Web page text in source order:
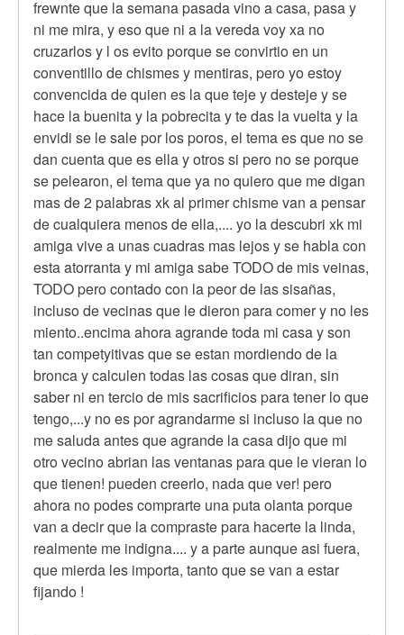
frewnte que la semana pasada vino a casa, pasa y
ni me mira, y eso que ni a la vereda voy xa no
cruzarlos y l os evito porque se convirtio en un
conventillo de chismes y mentiras, pero yo estoy
convencida de quien es la que teje y desteje y se
hace la buenita y la pobrecita y te das la vuelta y la
envidi se le sale por los poros, el tema es que no se
dan cuenta que es ella y otros si pero no se porque
se pelearon, el tema que ya no quiero que me digan
mas de 2 palabras xk al primer chisme van a pensar
de cualquiera menos de ella,.... yo la descubri xk mi
amiga vive a unas cuadras mas lejos y se habla con
esta atorranta y mi amiga sabe TODO de mis veinas,
TODO pero contado con la peor de las sisañas,
incluso de vecinas que le dieron para comer y no les
miento..encima ahora agrande toda mi casa y son
tan competyitivas que se estan mordiendo de la
bronca y calculen todas las cosas que diran, sin
saber ni en tercio de mis sacrificios para tener lo que
tengo,...y no es por agrandarme si incluso la que no
me saluda antes que agrande la casa dijo que mi
otro vecino abrian las ventanas para que le vieran lo
que tienen! pueden creerlo, nada que ver! pero
ahora no podes comprarte una puta olanta porque
van a decir que la compraste para hacerte la linda,
realmente me indigna.... y a parte aunque asi fuera,
que mierda les importa, tanto que se van a estar
fijando !